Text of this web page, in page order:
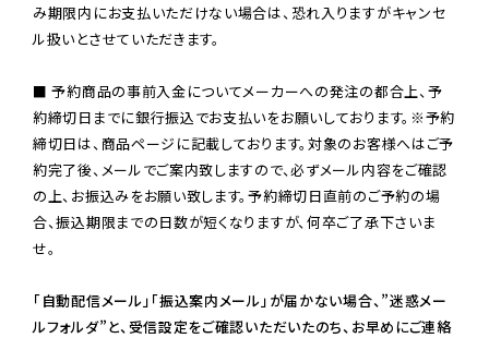
み期限内にお支払いただけない場合は、恐れ入りますがキャンセ
ル扱いとさせていただきます。
■ 予約商品の事前入金についてメーカーへの発注の都合上、予
約締切日までに銀行振込でお支払いをお願いしております。※予約
締切日は、商品ページに記載しております。対象のお客様へはご予
約完了後、メールでご案内致しますので、必ずメール内容をご確認
の上、お振込みをお願い致します。予約締切日直前のご予約の場
合、振込期限までの日数が短くなりますが、何卒ご了承下さいま
せ。
「自動配信メール」「振込案内メール」が届かない場合、”迷惑メー
ルフォルダ”と、受信設定をご確認いただいたのち、お早めにご連絡